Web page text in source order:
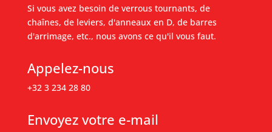
Si vous avez besoin de verrous tournants, de
chaînes, de leviers, d'anneaux en D, de barres
d'arrimage, etc., nous avons ce qu'il vous faut.
Appelez-nous
+32 3 234 28 80
Envoyez votre e-mail